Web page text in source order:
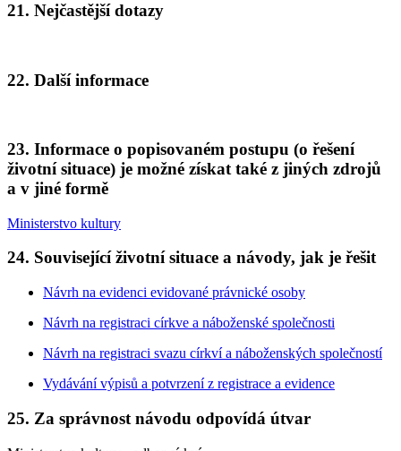
21. Nejčastější dotazy
22. Další informace
23. Informace o popisovaném postupu (o řešení
životní situace) je možné získat také z jiných zdrojů
a v jiné formě
Ministerstvo kultury
24. Související životní situace a návody, jak je řešit
Návrh na evidenci evidované právnické osoby
Návrh na registraci církve a náboženské společnosti
Návrh na registraci svazu církví a náboženských společností
Vydávání výpisů a potvrzení z registrace a evidence
25. Za správnost návodu odpovídá útvar